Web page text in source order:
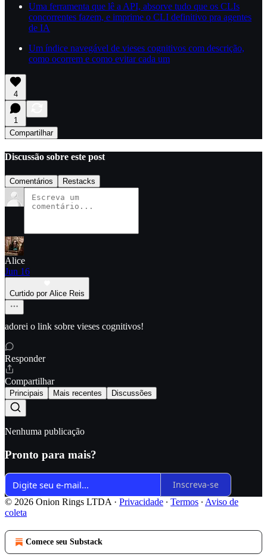
Uma ferramenta que lê a API, absorve tudo que os CLIs
concorrentes fazem, e imprime o CLI definitivo pra agentes
de IA
Um índice navegável de vieses cognitivos com descrição,
como ocorrem e como evitar cada um
4
1
Compartilhar
Discussão sobre este post
Comentários Restacks
Alice
Jun 16
Curtido por Alice Reis
adorei o link sobre vieses cognitivos!
Responder
Compartilhar
Principais Mais recentes Discussões
Nenhuma publicação
Pronto para mais?
Inscreva-se
© 2026 Onion Rings LTDA · Privacidade ∙ Termos ∙ Aviso de
coleta
Comece seu Substack